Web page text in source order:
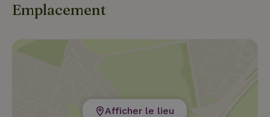
Emplacement
Afficher le lieu